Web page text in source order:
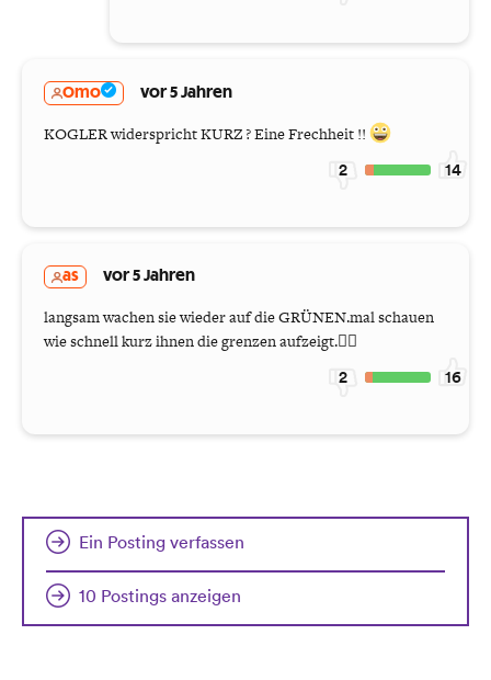
Omo vor 5 Jahren
KOGLER widerspricht KURZ ? Eine Frechheit !!
2 14
as vor 5 Jahren
langsam wachen sie wieder auf die GRÜNEN.mal schauen
wie schnell kurz ihnen die grenzen aufzeigt.🤷‍♂️
2 16
Ein Posting verfassen
10 Postings anzeigen